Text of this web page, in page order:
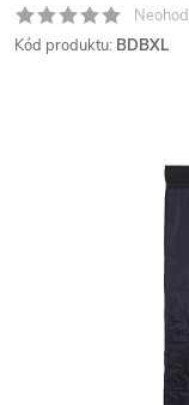
Kód produktu: BDBXL